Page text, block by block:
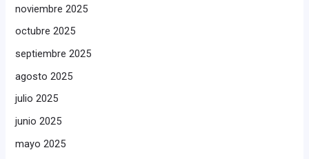
noviembre 2025
octubre 2025
septiembre 2025
agosto 2025
julio 2025
junio 2025
mayo 2025